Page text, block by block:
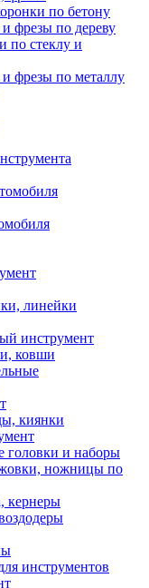
по бетону
фрезы по дереву
по стеклу и
фрезы по металлу
линейки
инструмент
ковши
киянки
головки и наборы
ножницы по
кернеры
инструментов